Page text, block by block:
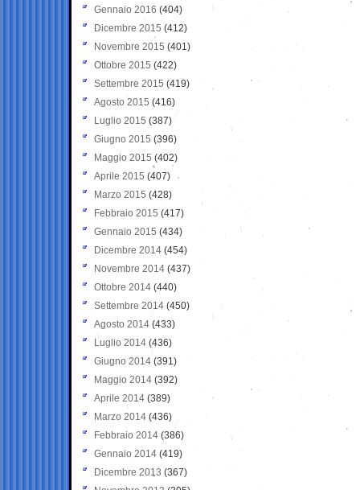
Gennaio 2016 (404)
Dicembre 2015 (412)
Novembre 2015 (401)
Ottobre 2015 (422)
Settembre 2015 (419)
Agosto 2015 (416)
Luglio 2015 (387)
Giugno 2015 (396)
Maggio 2015 (402)
Aprile 2015 (407)
Marzo 2015 (428)
Febbraio 2015 (417)
Gennaio 2015 (434)
Dicembre 2014 (454)
Novembre 2014 (437)
Ottobre 2014 (440)
Settembre 2014 (450)
Agosto 2014 (433)
Luglio 2014 (436)
Giugno 2014 (391)
Maggio 2014 (392)
Aprile 2014 (389)
Marzo 2014 (436)
Febbraio 2014 (386)
Gennaio 2014 (419)
Dicembre 2013 (367)